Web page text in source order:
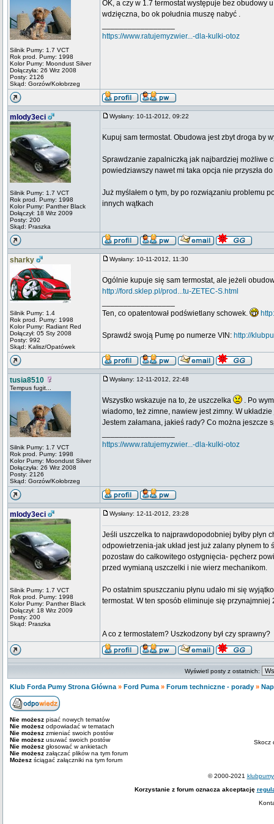
Silnik Pumy: 1.7 VCT
Rok prod. Pumy: 1998
Kolor Pumy: Moondust Silver
Dołączyła: 26 Wrz 2008
Posty: 2126
Skąd: Gorzów/Kołobrzeg
OK, a czy w 1.7 termostat występuje bez obudowy
wdzięczna, bo ok południa muszę nabyć .
https://www.ratujemyzwier...-dla-kulki-otoz
mlody3eci
Silnik Pumy: 1.7 VCT
Rok prod. Pumy: 1998
Kolor Pumy: Panther Black
Dołączył: 18 Wrz 2009
Posty: 200
Skąd: Praszka
Wysłany: 10-11-2012, 09:22
Kupuj sam termostat. Obudowa jest zbyt droga by
Sprawdzanie zapalniczką jak najbardziej możliwe
powiedziawszy nawet mi taka opcja nie przyszła do
Już myślałem o tym, by po rozwiązaniu problemu
innych wątkach
sharky
Silnik Pumy: 1.4
Rok prod. Pumy: 1998
Kolor Pumy: Radiant Red
Dołączył: 05 Sty 2008
Posty: 992
Skąd: Kalisz/Opatówek
Wysłany: 10-11-2012, 11:30
Ogólnie kupuje się sam termostat, ale jeżeli
http://ford.sklep.pl/prod...tu-ZETEC-S.html
Ten, co opatentował podświetlany schowek.
Sprawdź swoją Pumę po numerze VIN: http://
tusia8510
Tempus fugit...
Silnik Pumy: 1.7 VCT
Rok prod. Pumy: 1998
Kolor Pumy: Moondust Silver
Dołączyła: 26 Wrz 2008
Posty: 2126
Skąd: Gorzów/Kołobrzeg
Wysłany: 12-11-2012, 22:48
Wszystko wskazuje na to, że uszczelka
. Po
wiadomo, też zimne, nawiew jest zimny. W
Jestem załamana, jakieś rady? Co można jeszcze
https://www.ratujemyzwier...-dla-kulki-otoz
mlody3eci
Silnik Pumy: 1.7 VCT
Rok prod. Pumy: 1998
Kolor Pumy: Panther Black
Dołączył: 18 Wrz 2009
Posty: 200
Skąd: Praszka
Wysłany: 12-11-2012, 23:28
Jeśli uszczelka to najprawdopodobniej byłby płyn
odpowietrzenia-jak układ jest już zalany płynem
pozostaw do całkowitego ostygnięcia- pęcherz
przed wymianą uszczelki i nie wierz mechanikom.
Po ostatnim spuszczaniu płynu udało mi się
termostat. W ten sposób eliminuje się
A co z termostatem? Uszkodzony był czy sprawny?
Wyświetl posty z ostatnich:
Klub Forda Pumy Strona Główna » Ford Puma » Forum techniczne - porady »
Nie możesz pisać nowych tematów
Nie możesz odpowiadać w tematach
Nie możesz zmieniać swoich postów
Nie możesz usuwać swoich postów
Nie możesz głosować w ankietach
Nie możesz załączać plików na tym forum
Możesz ściągać załączniki na tym forum
Skocz
© 2000-2021
Korzystanie z forum oznacza akceptację